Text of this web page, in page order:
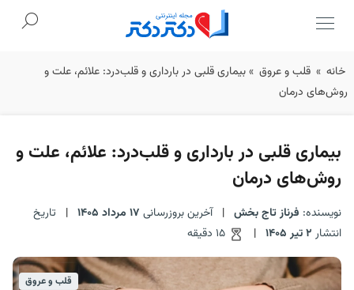
Skip
خانه » قلب و عروق »بیماری قلبی در بارداری و قلب‌درد: علائم، علت و
روش‌های درمان
بیماری قلبی در بارداری و قلب‌درد: علائم، علت و
روش‌های درمان
نویسنده: فرناز تاج بخش | آخرین بروزرسانی 17 مرداد 1405 |
تاریخ
انتشار 2 تیر 1405 |
قلب و عروق